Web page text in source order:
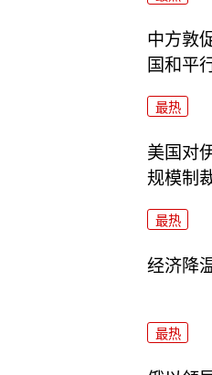
中方敦
国和平
最热
美国对
规模制
最热
经济降
最热